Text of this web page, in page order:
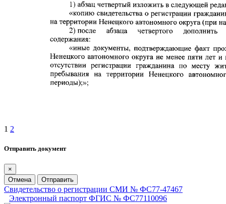
1 2
Отправить документ
×
Отмена
Отправить
Свидетельство о регистрации СМИ № ФС77-47467
Электронный паспорт ФГИС № ФС77110096